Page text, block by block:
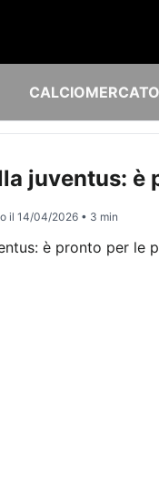
CALCIOMERCATO
juventus: è
il 14/04/2026• 3 min